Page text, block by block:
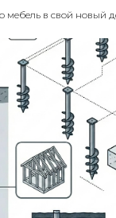
мебель в свой